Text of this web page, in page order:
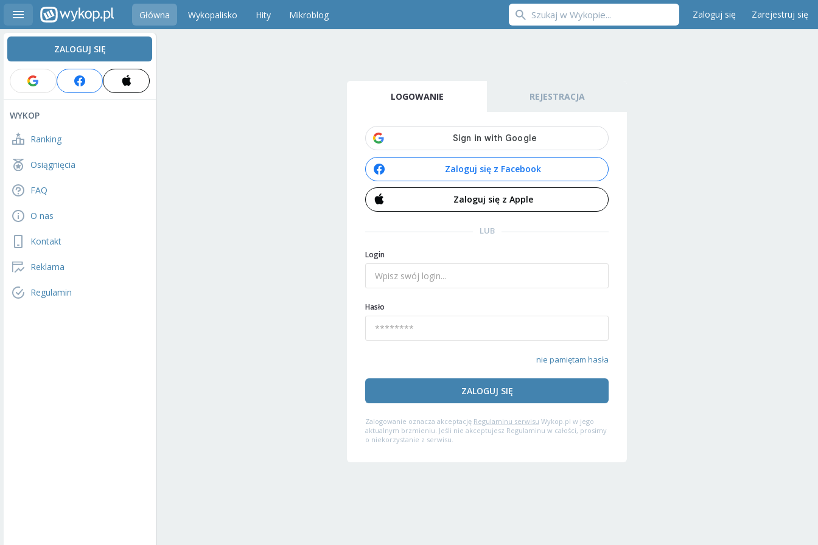
Główna Wykopalisko Hity Mikroblog Zaloguj się Zarejestruj się
ZALOGUJ SIĘ
WYKOP
Ranking
Osiągnięcia
FAQ
O nas
Kontakt
Reklama
Regulamin
LOGOWANIE REJESTRACJA
Zaloguj się z Facebook
Zaloguj się z Apple
LUB
Login
Hasło
nie pamiętam hasła
ZALOGUJ SIĘ
Zalogowanie oznacza akceptację Regulaminu serwisu Wykop.pl w jego
aktualnym brzmieniu. Jeśli nie akceptujesz Regulaminu w całości, prosimy
o niekorzystanie z serwisu.